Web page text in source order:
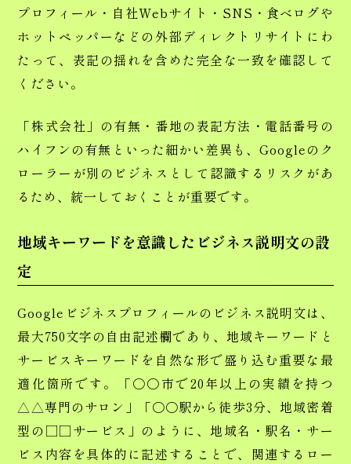
プロフィール・自社Webサイト・SNS・食べログや
ホットペッパーなどの外部ディレクトリサイトにわ
たって、表記の揺れを含めた完全な一致を確認して
ください。
「株式会社」の有無・番地の表記方法・電話番号の
ハイフンの有無といった細かい差異も、Googleのク
ローラーが別のビジネスとして認識するリスクがあ
るため、統一しておくことが重要です。
地域キーワードを意識したビジネス説明文の設
定
Googleビジネスプロフィールのビジネス説明文は、
最大750文字の自由記述欄であり、地域キーワードと
サービスキーワードを自然な形で盛り込む重要な最
適化箇所です。「〇〇市で20年以上の実績を持つ
△△専門のサロン」「〇〇駅から徒歩3分、地域密着
型の□□サービス」のように、地域名・駅名・サー
ビス内容を具体的に記述することで、関連するロー